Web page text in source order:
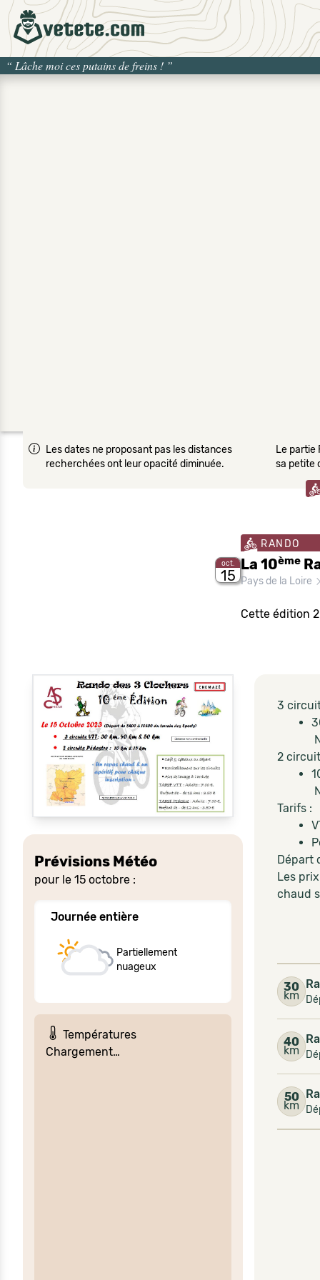
“ Lâche moi ces putains de freins ! ”
Les dates ne proposant pas les distances
recherchées ont leur opacité diminuée.
Le partie
sa petite
oct.
15
RANDO
La 10ème
Pays de la Loire
Cette édition
Prévisions Météo
pour le 15 octobre :
Journée entière
Partiellement
nuageux
Températures
Chargement…
3
2
Tarifs :
Départ
Les
chaud
30
km
40
km
50
km